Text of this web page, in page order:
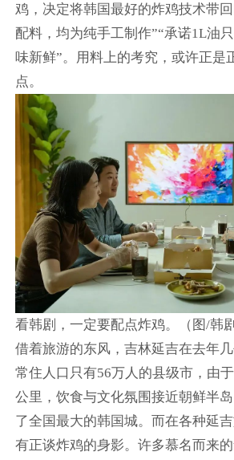
鸡，决定将韩国最好的炸鸡技术带
配料，均为纯手工制作”“承诺1L油
味新鲜”。用料上的考究，或许正是
点。
看韩剧，一定要配点炸鸡。（图/韩
借着旅游的东风，吉林延吉在去年
常住人口只有56万人的县级市，由
公里，饮食与文化氛围接近朝鲜半
了全国最大的韩国城。而在各种延
有正谈炸鸡的身影。许多慕名而来